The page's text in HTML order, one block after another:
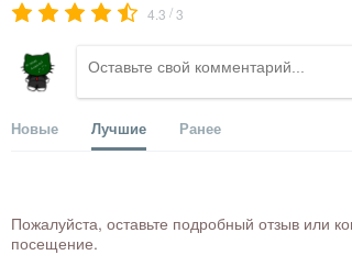
4.3 /3
Новые Лучшие Ранее
Пожалуйста, оставьте подробный отзыв или
посещение.